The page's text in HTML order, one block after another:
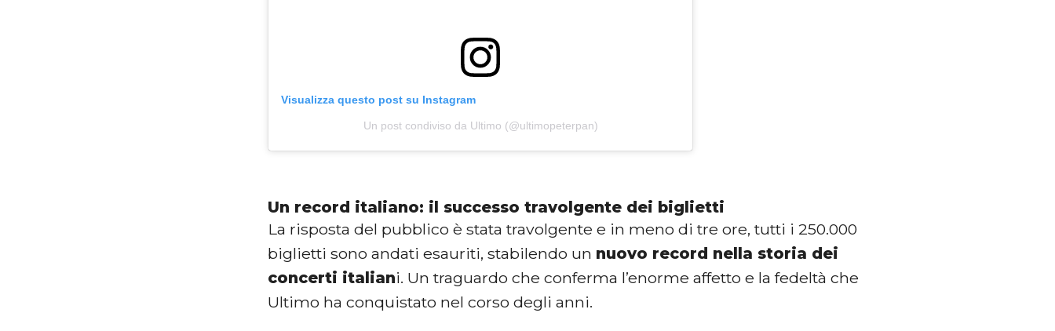
Visualizza questo post su Instagram
Un post condiviso da Ultimo (@ultimopeterpan)
Un record italiano: il successo travolgente dei biglietti
La risposta del pubblico è stata travolgente e in meno di tre ore, tutti i 250.000
biglietti sono andati esauriti, stabilendo un nuovo record nella storia dei
concerti italiani. Un traguardo che conferma l’enorme affetto e la fedeltà che
Ultimo ha conquistato nel corso degli anni.